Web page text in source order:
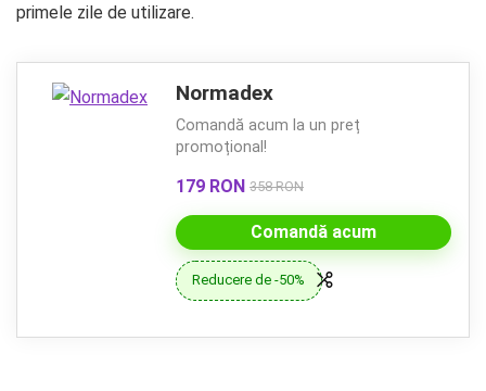
primele zile de utilizare.
Normadex
Comandă acum la un preț
promoțional!
179 RON 358 RON
Comandă acum
Reducere de -50%